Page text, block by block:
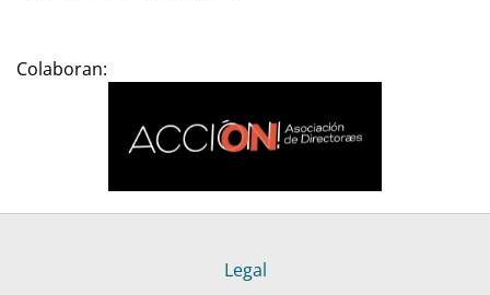
Colaboran:
Legal